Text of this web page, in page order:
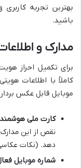
بهترین تجربه
باشید.
مدارک و
برای تکمیل احراز
کاملاً با اطلاعات
موبایل قابل عکس
کارت ملی
نقص از این
دهد. (نکات
شماره موبایل